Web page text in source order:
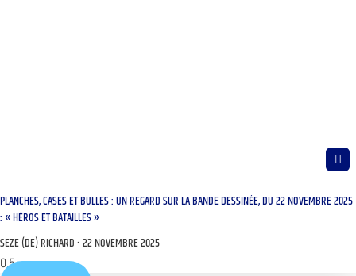
PLANCHES, CASES ET BULLES : UN REGARD SUR LA BANDE DESSINÉE, DU 22 NOVEMBRE 2025
: « HÉROS ET BATAILLES »
SEZE (DE) RICHARD 22 NOVEMBRE 2025